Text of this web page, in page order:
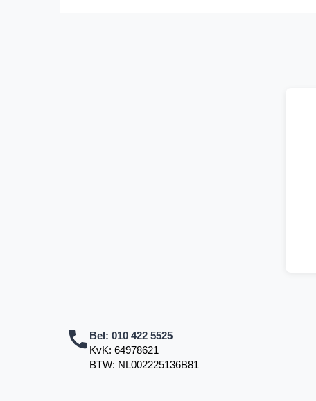
Bel: 010 422 5525
KvK: 64978621
BTW: NL002225136B81